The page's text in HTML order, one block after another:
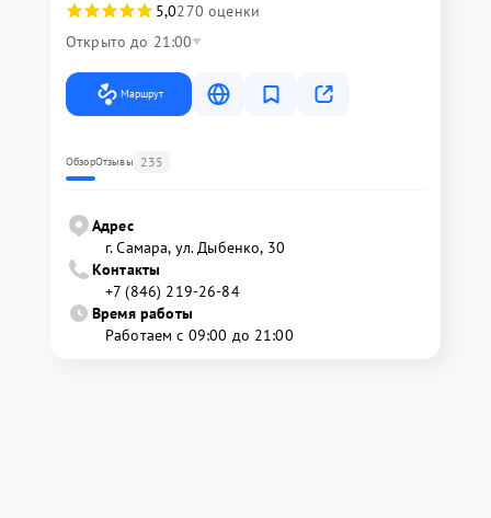
5,0270 оценки
Открыто до 21:00
Маршрут
ОбзорОтзывы 235
Адрес
г. Самара, ул. Дыбенко, 30
Контакты
+7 (846) 219-26-84
Время работы
Работаем с 09:00 до 21:00